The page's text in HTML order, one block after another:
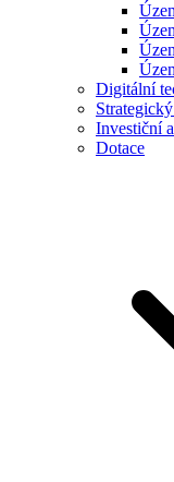
Digitální
Investiční
Dotace